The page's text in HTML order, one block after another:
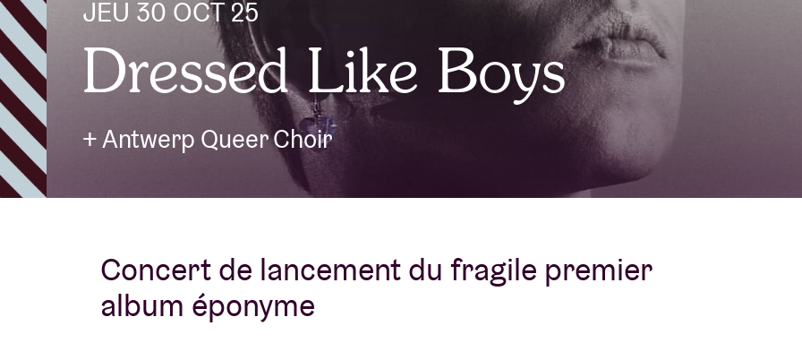
Infos visiteurs
AB ❤ you
À propos de l'AB
Contact
JEU 30 OCT 25
Dressed Like Boys
+ Antwerp Queer Choir
Concert de lancement du fragile premier
album éponyme